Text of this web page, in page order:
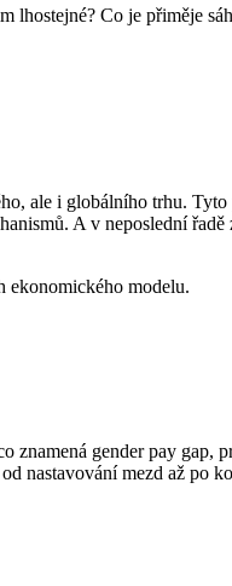
lhostejné? Co je přiměje
ale i globálního trhu. Tyto
A v neposlední řadě
ekonomického modelu.
gender pay gap,
nastavování mezd až po